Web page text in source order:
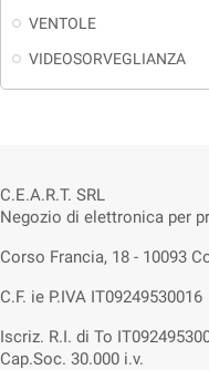
VENTOLE
VIDEOSORVEGLIANZA
C.E.A.R.T. SRL
Negozio di elettronica per
Corso Francia, 18 - 10093
C.F. ie P.IVA IT09249530016
Iscriz. R.I. di To
Cap.Soc. 30.000 i.v.